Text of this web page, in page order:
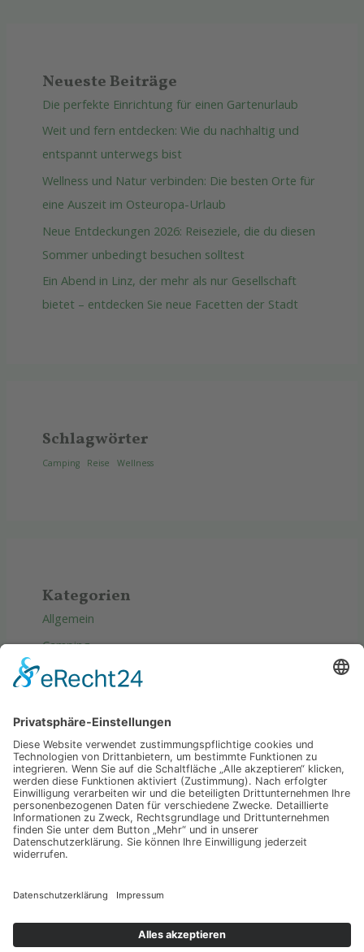
Neueste Beiträge
Die perfekte Einrichtung für einen Gartenurlaub
Weit und fern entdecken: Wie du nachhaltig und
entspannt unterwegs bist
Wellness und Natur verbinden: Die besten Orte für
eine Auszeit im Osteuropa-Urlaub
Neue Entdeckungen 2026: Reiseziele, die du diesen
Sommer unbedingt besuchen solltest
Ein Abend in Linz, der mehr als nur Gesellschaft
bietet – entdecken Sie neue Facetten der Stadt
Schlagwörter
Camping Reise Wellness
Kategorien
Allgemein
Camping
Produkte
Tipps & Tricks
Wellness
Copyright © 2026 Wasser Erde luft